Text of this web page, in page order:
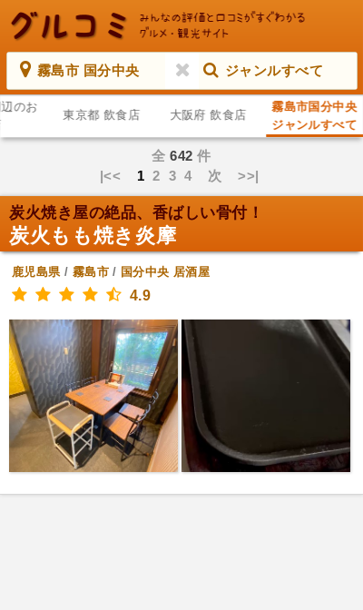
霧島市 国分中央 ジャンルすべて
のお
東京都 飲食店 大阪府 飲食店
霧島市国分中央
ジャンルすべて
全642 件
|<< 12 3 4 次 >>|
炭火焼き屋の絶品、香ばしい骨付！
炭火もも焼き炎摩
鹿児島県/ 霧島市/ 国分中央 居酒屋
4.9